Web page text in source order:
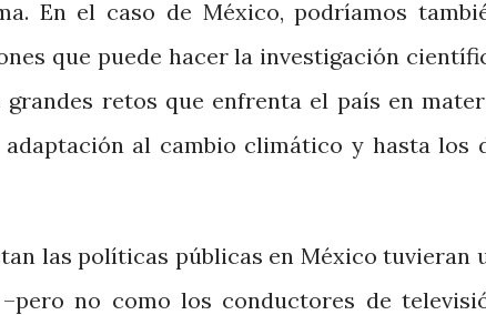
En el caso de México, podríamos
que puede hacer la investigación
retos que enfrenta el país en
al cambio climático y hasta los
las políticas públicas en México tuvieran
no como los conductores de